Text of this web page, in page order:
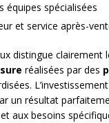
équipes spécialisées
et service après-
distingue clairement
réalisées par des
un résultat
aux besoins